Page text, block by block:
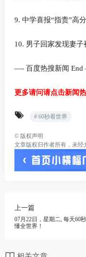
9. 中学喜报“指责”高
10. 男子回家发现妻
—- 百度热搜新闻
更多请问请点击新闻
# 60秒看世界
© 版权声明
文章版权归作者所有，未经
上一篇
07月22日，星期二, 每天60
懂全世界！